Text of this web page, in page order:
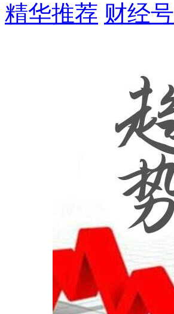
精华推荐 财经号